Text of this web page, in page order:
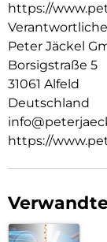
https://
Peter Jäckel
Borsigstraße 5
31061 Alfeld
Deutschland
https://